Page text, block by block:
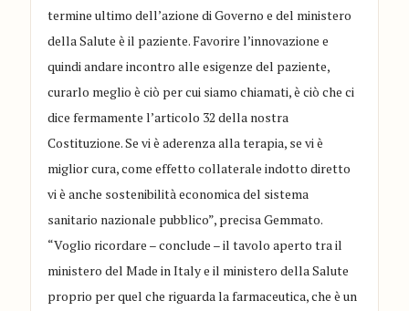
termine ultimo dell’azione di Governo e del ministero
della Salute è il paziente. Favorire l’innovazione e
quindi andare incontro alle esigenze del paziente,
curarlo meglio è ciò per cui siamo chiamati, è ciò che ci
dice fermamente l’articolo 32 della nostra
Costituzione. Se vi è aderenza alla terapia, se vi è
miglior cura, come effetto collaterale indotto diretto
vi è anche sostenibilità economica del sistema
sanitario nazionale pubblico”, precisa Gemmato.
“Voglio ricordare – conclude – il tavolo aperto tra il
ministero del Made in Italy e il ministero della Salute
proprio per quel che riguarda la farmaceutica, che è un